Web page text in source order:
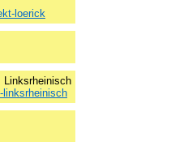
loerick
linksrheinisch